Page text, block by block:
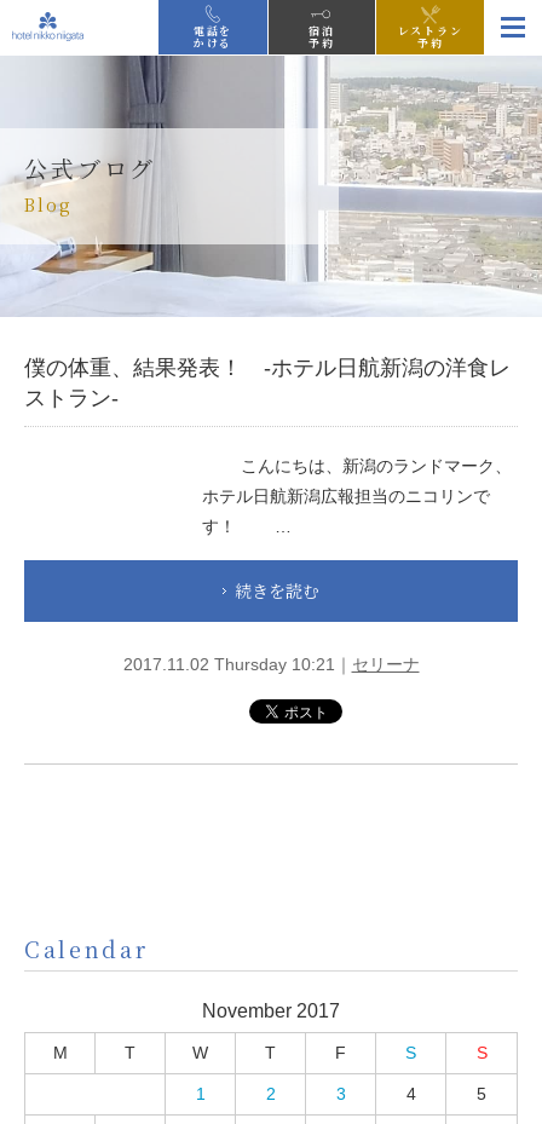
電話を
かける
宿泊
予約
レストラン
予約
公式ブログ
Blog
僕の体重、結果発表！ -ホテル日航新潟の洋食レ
ストラン-
こんにちは、新潟のランドマーク、
ホテル日航新潟広報担当のニコリンで
す！ …
続きを読む
2017.11.02 Thursday 10:21｜ セリーナ
Calendar
November 2017
M T W T F S S
1 2 3 4 5